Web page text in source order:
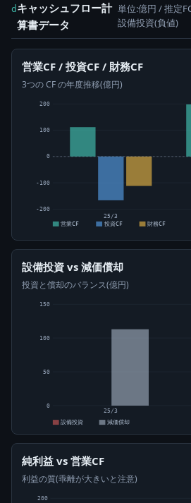
d キャッシュフロー計
算書データ
単位:億円 / 推定
設備投資(負値)
営業CF / 投資CF / 財務CF
3つの CF の年度推移(億円)
-200
-100
0
100
200
25/3
営業CF
投資CF 財務CF
設備投資 vs 減価償却
投資と償却のバランス(億円)
0
50
100
150
25/3
設備投資
減価償却
純利益 vs 営業CF
利益の質(乖離が大きいと注意)
200